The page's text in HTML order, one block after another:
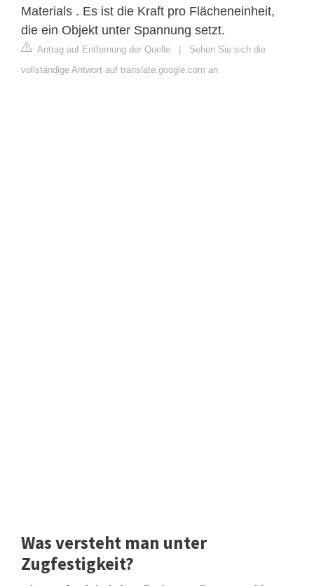
Materials . Es ist die Kraft pro Flächeneinheit,
die ein Objekt unter Spannung setzt.
Antrag auf Entfernung der Quelle | Sehen Sie sich die
vollständige Antwort auf translate.google.com an
Was versteht man unter
Zugfestigkeit?